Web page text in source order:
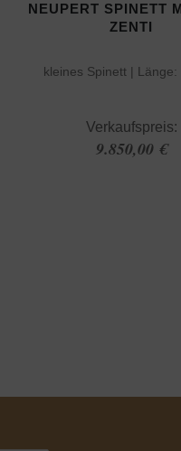
NEUPERT SPINETT
ZENTI
kleines Spinett | Länge:
Verkaufspreis:
9.850,00 €